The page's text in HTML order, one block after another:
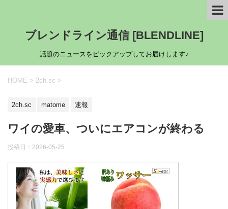
ブレンドライン通信 [BLENDLINE]
話題のニュースをピックアップしてお届けします♪
HOME > 2ch.sc >
2ch.sc matome 速報
ワイの愛車、ついにエアコンが終わる
投稿日： 2026-05-25